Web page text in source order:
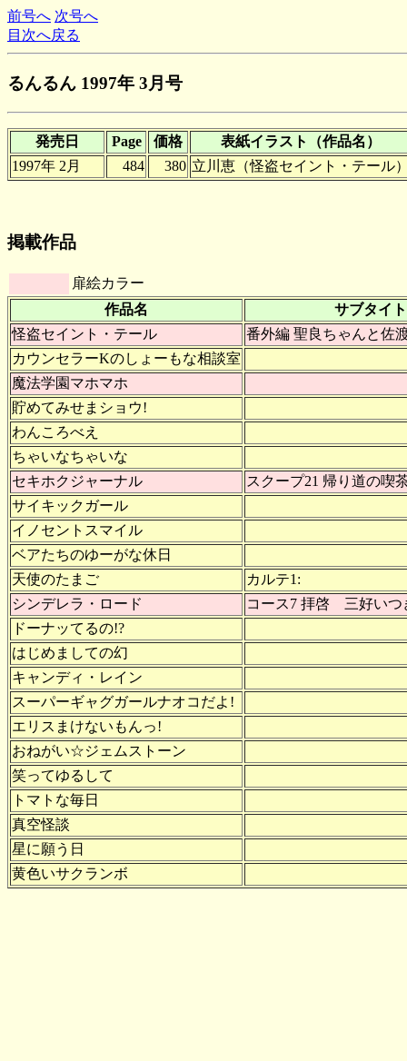
前号へ 次号へ
目次へ戻る
るんるん 1997年 3月号
発売日 Page 価格
表紙イラスト（作品名）
1997年 2月
484 380 立川恵（怪盗セイント・テール
掲載作品
扉絵カラー
作品名
サブタイ
怪盗セイント・テール
番外編 聖良ちゃんと佐
カウンセラーKのしょーもな相談室
魔法学園マホマホ
貯めてみせまショウ!
わんころべえ
ちゃいなちゃいな
セキホクジャーナル
スクープ21 帰り道の喫
サイキックガール
イノセントスマイル
ベアたちのゆーがな休日
天使のたまご
カルテ1:
シンデレラ・ロード
コース7 拝啓 三好いつ
ドーナッてるの!?
はじめましての幻
キャンディ・レイン
スーパーギャグガールナオコだよ!
エリスまけないもんっ!
おねがい☆ジェムストーン
笑ってゆるして
トマトな毎日
真空怪談
星に願う日
黄色いサクランボ